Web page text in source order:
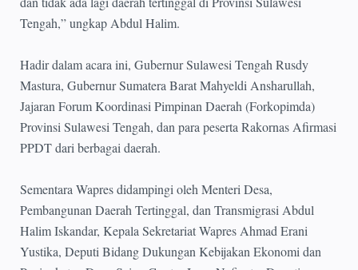
Tengah,” ungkap Abdul Halim.
Hadir dalam acara ini, Gubernur Sulawesi Tengah Rusdy
Mastura, Gubernur Sumatera Barat Mahyeldi Ansharullah,
Jajaran Forum Koordinasi Pimpinan Daerah (Forkopimda)
Provinsi Sulawesi Tengah, dan para peserta Rakornas Afirmasi
PPDT dari berbagai daerah.
Sementara Wapres didampingi oleh Menteri Desa,
Pembangunan Daerah Tertinggal, dan Transmigrasi Abdul
Halim Iskandar, Kepala Sekretariat Wapres Ahmad Erani
Yustika, Deputi Bidang Dukungan Kebijakan Ekonomi dan